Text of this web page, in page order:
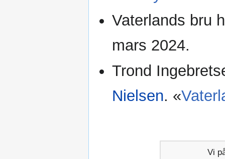
Vaterlands bru
mars 2024.
Trond
Nielsen. «
Vi